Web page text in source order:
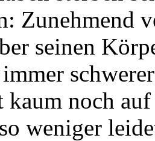
Zunehmend
seinen
kaum noch
weniger